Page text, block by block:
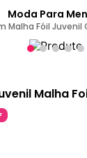
Moda Para
Malha Fóil Juvenil
Malha